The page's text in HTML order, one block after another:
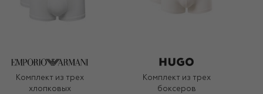
Комплект из трех
хлопковых
Комплект из трех
боксеров